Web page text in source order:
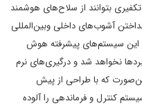
بتوانند از سلاح‌های هوشمند
آشوب‌های داخلی وبین‌المللی
از این سیستم‌های پیشرفته هوش
نخواهد شد و درگیری‌های نرم
که با طراحی از پیش
کنترل و فرماندهی را آلوده